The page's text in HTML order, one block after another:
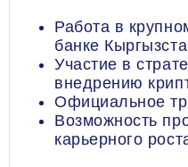
Работа в
банке
Участие в
внедрению
Официальное
Возможность
карьерного